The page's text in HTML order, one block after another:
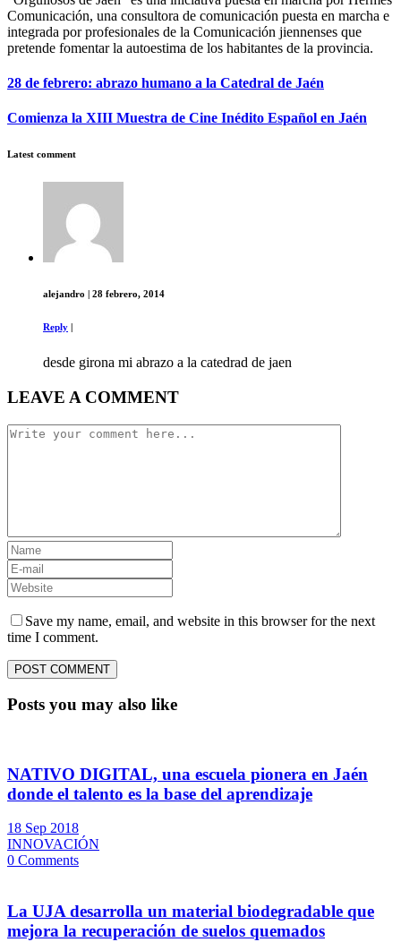
Comunicación, una consultora de comunicación puesta en marcha e
integrada por profesionales de la Comunicación jiennenses que
pretende fomentar la autoestima de los habitantes de la provincia.
28 de febrero: abrazo humano a la Catedral de Jaén
Comienza la XIII Muestra de Cine Inédito Español en Jaén
Latest comment
alejandro | 28 febrero, 2014
Reply |
desde girona mi abrazo a la catedrad de jaen
LEAVE A COMMENT
Save my name, email, and website in this browser for the next
time I comment.
Posts you may also like
NATIVO DIGITAL, una escuela pionera en Jaén
donde el talento es la base del aprendizaje
18 Sep 2018
INNOVACIÓN
0 Comments
La UJA desarrolla un material biodegradable que
mejora la recuperación de suelos quemados